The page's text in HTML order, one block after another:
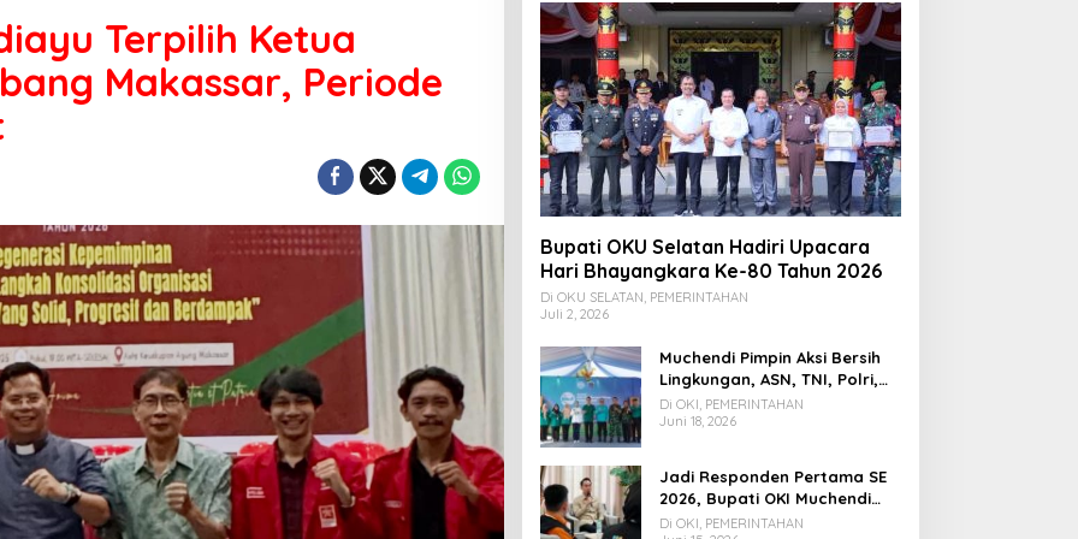
Terpilih Ketua
Makassar, Periode
Bupati OKU Selatan Hadiri Upacara
Hari Bhayangkara Ke-80 Tahun 2026
Di OKU SELATAN, PEMERINTAHAN
Juli 2, 2026
Muchendi Pimpin Aksi Bersih
Lingkungan, ASN, TNI, Polri,
dan Warga Bergotong
Royong
Di OKI, PEMERINTAHAN
Juni 18, 2026
Jadi Responden Pertama SE
2026, Bupati OKI Muchendi
Ajak Warga Beri Data Benar
Di OKI, PEMERINTAHAN